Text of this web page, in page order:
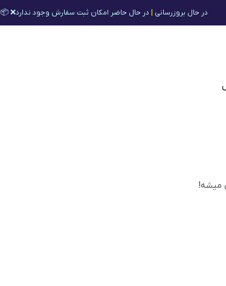
در حال بروزرسانی در حال حاضر امکان ثبت سفارش وجود ندارد❌ 📦
میشه!